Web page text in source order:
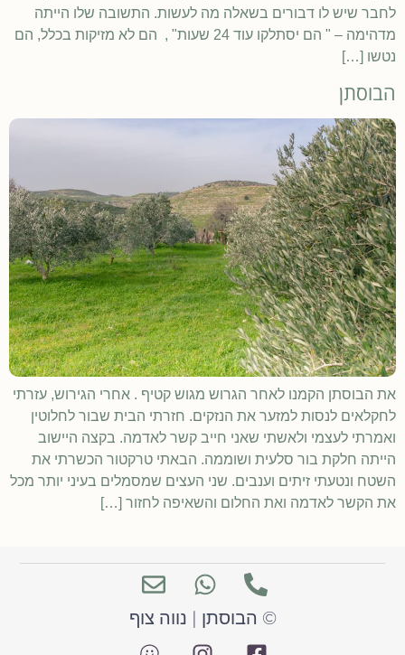
לחבר שיש לו דבורים בשאלה מה לעשות. התשובה שלו הייתה
מדהימה – " הם יסתלקו עוד 24 שעות" , הם לא מזיקות בכלל, הם
נטשו […]
הבוסתן
את הבוסתן הקמנו לאחר הגרוש מגוש קטיף . אחרי הגירוש, עזרתי
לחקלאים לנסות למזער את הנזקים. חזרתי הבית שבור לחלוטין
ואמרתי לעצמי ולאשתי שאני חייב קשר לאדמה. בקצה היישוב
הייתה חלקת בור סלעית ושוממה. הבאתי טרקטור הכשרתי את
השטח ונטעתי זיתים וענבים. שני העצים שמסמלים בעיני יותר מכל
את הקשר לאדמה ואת החלום והשאיפה לחזור […]
© הבוסתן | נווה צוף